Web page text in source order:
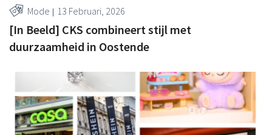
Mode 13 Februari, 2026
[In Beeld] CKS combineert stijl met
duurzaamheid in Oostende